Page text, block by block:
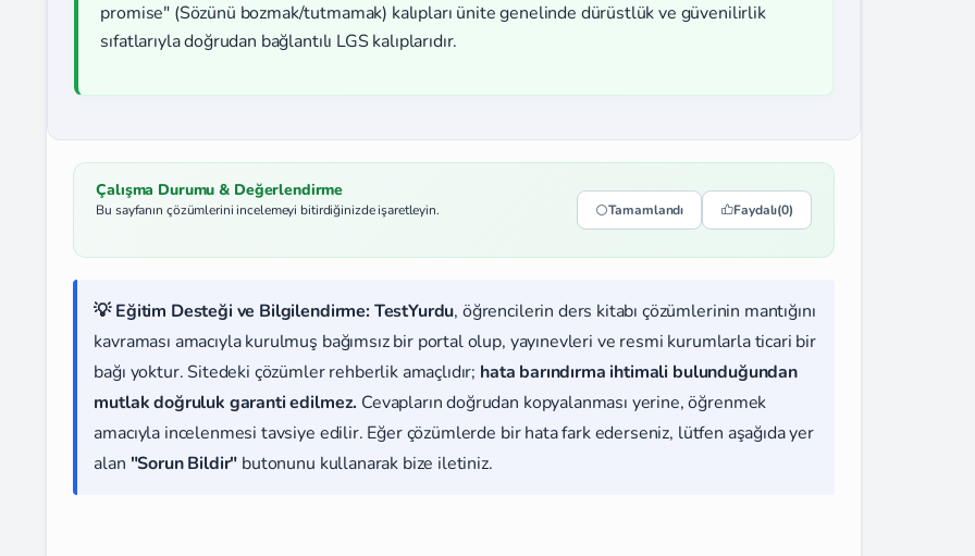
promise" (Sözünü bozmak/tutmamak) kalıpları ünite genelinde dürüstlük ve güvenilirlik
sıfatlarıyla doğrudan bağlantılı LGS kalıplarıdır.
Çalışma Durumu & Değerlendirme
Bu sayfanın çözümlerini incelemeyi bitirdiğinizde işaretleyin. Tamamlandı Faydalı(0)
💡 Eğitim Desteği ve Bilgilendirme:TestYurdu, öğrencilerin ders kitabı çözümlerinin mantığını
kavraması amacıyla kurulmuş bağımsız bir portal olup, yayınevleri ve resmi kurumlarla ticari bir
bağı yoktur. Sitedeki çözümler rehberlik amaçlıdır; hata barındırma ihtimali bulunduğundan
mutlak doğruluk garanti edilmez. Cevapların doğrudan kopyalanması yerine, öğrenmek
amacıyla incelenmesi tavsiye edilir. Eğer çözümlerde bir hata fark ederseniz, lütfen aşağıda yer
alan "Sorun Bildir" butonunu kullanarak bize iletiniz.